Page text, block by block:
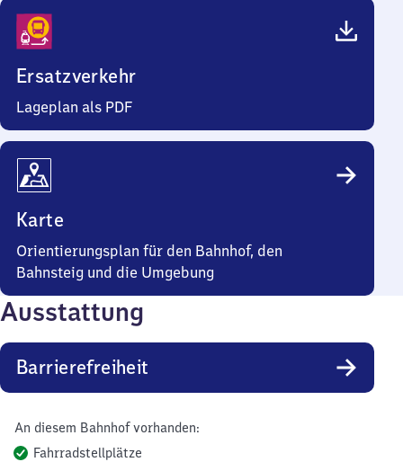
Ersatzverkehr
Lageplan als PDF
Karte
Orientierungsplan für den Bahnhof, den
Bahnsteig und die Umgebung
Ausstattung
Barrierefreiheit
An diesem Bahnhof vorhanden:
Fahrradstellplätze